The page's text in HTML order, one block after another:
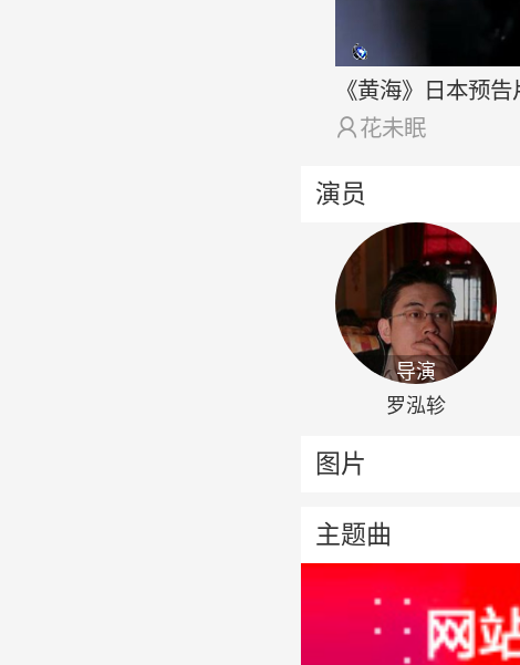
《黄海》日本预告
 花未眠
演员
导演
罗泓轸
图片
主题曲